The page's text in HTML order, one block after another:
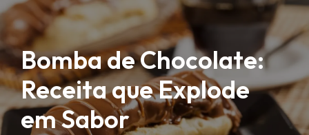
o
conteúdo
Bomba de Chocolate:
Receita que Explode
em Sabor